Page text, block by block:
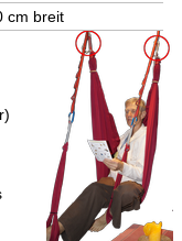
cm breit